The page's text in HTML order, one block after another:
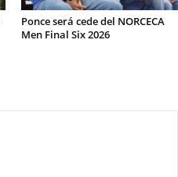
Ponce será cede del NORCECA
Men Final Six 2026